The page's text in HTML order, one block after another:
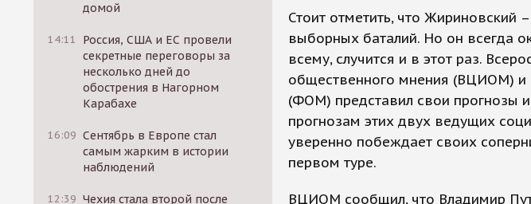
домой
14:11
Россия, США и ЕС провели
секретные переговоры за
несколько дней до
обострения в Нагорном
Карабахе
16:09 Сентябрь в Европе стал
самым жарким в истории
наблюдений
12:39 Чехия стала второй после
Стоит отметить, что Жириновский
выборных баталий. Но он всегда
всему, случится и в этот раз.
общественного мнения (ВЦИОМ)
(ФОМ) представил свои прогнозы
прогнозам этих двух ведущих
уверенно побеждает своих
первом туре.
ВЦИОМ сообщил, что Владимир